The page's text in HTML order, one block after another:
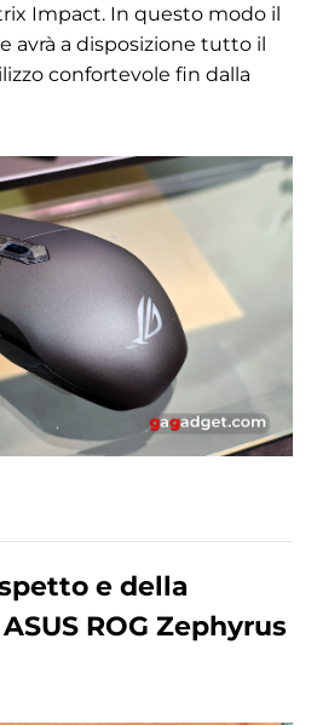
Impact. In questo modo il
avrà a disposizione tutto il
confortevole fin dalla
e della
ROG Zephyrus